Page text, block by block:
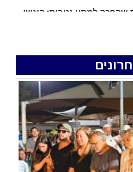
רכב התנגש במעקה בטיחות בכביש 90 בסמוך לעין
ערב ערב נפטר